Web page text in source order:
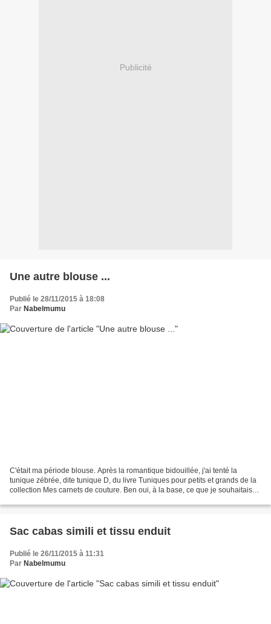
Publicité
Une autre blouse ...
Publié le 28/11/2015 à 18:08
Par Nabelmumu
C'était ma période blouse. Après la romantique bidouillée, j'ai tenté la
tunique zébrée, dite tunique D, du livre Tuniques pour petits et grands de la
collection Mes carnets de couture. Ben oui, à la base, ce que je souhaitais
Sac cabas simili et tissu enduit
Publié le 26/11/2015 à 11:31
Par Nabelmumu